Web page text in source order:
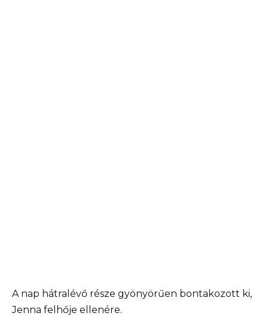
A nap hátralévő része gyönyörűen bontakozott ki,
Jenna felhője ellenére.